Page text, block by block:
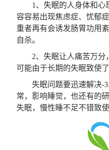
1、失眠的人身体和心
容容易出现焦虑症、忧郁
重者再有会诱发肠胃功用
自杀。
2、失眠让人痛苦万分
可能由于长期的失眠致使了
失眠问题要迅速解决-3
常，影响睡觉，也还有的
失眠，慢性睡不足不错致使